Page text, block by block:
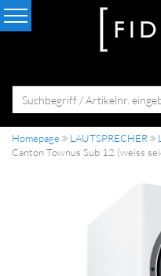
Homepage LAUTSPRECHER
Canton Townus Sub 12 (weiss